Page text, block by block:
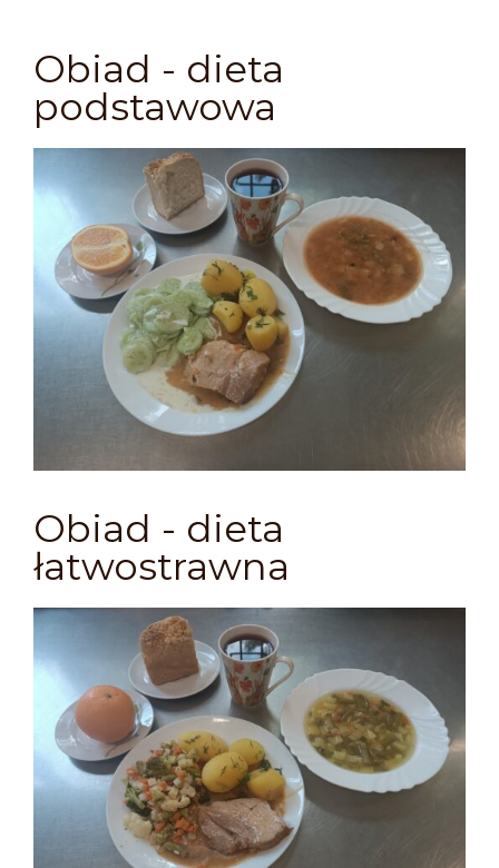
Obiad - dieta
podstawowa
Obiad - dieta
łatwostrawna